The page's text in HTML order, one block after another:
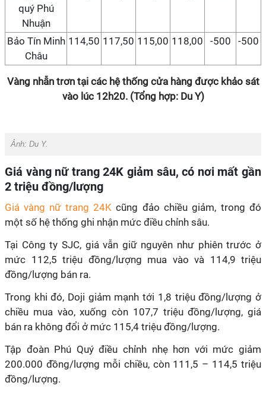
quý Phú
Nhuận
Bảo Tín Minh
Châu
114,50 117,50 115,00 118,00 -500 -500
Vàng nhẫn trơn tại các hệ thống cửa hàng được khảo sát
vào lúc 12h20. (Tổng hợp: Du Y)
Ảnh: Du Y.
Giá vàng nữ trang 24K giảm sâu, có nơi mất gần
2 triệu đồng/lượng
Giá vàng nữ trang 24K cũng đảo chiều giảm, trong đó
một số hệ thống ghi nhận mức điều chỉnh sâu.
Tại Công ty SJC, giá vẫn giữ nguyên như phiên trước ở
mức 112,5 triệu đồng/lượng mua vào và 114,9 triệu
đồng/lượng bán ra.
Trong khi đó, Doji giảm mạnh tới 1,8 triệu đồng/lượng ở
chiều mua vào, xuống còn 107,7 triệu đồng/lượng, giá
bán ra không đổi ở mức 115,4 triệu đồng/lượng.
Tập đoàn Phú Quý điều chỉnh nhẹ hơn với mức giảm
200.000 đồng/lượng mỗi chiều, còn 111,5 – 114,5 triệu
đồng/lượng.